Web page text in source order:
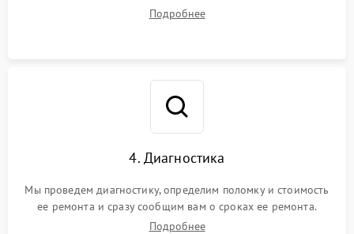
Подробнее
4. Диагностика
Мы проведем диагностику, определим поломку и стоимость
ее ремонта и сразу сообщим вам о сроках ее ремонта.
Подробнее